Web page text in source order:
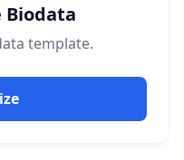
template.